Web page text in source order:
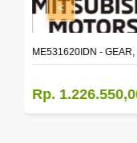
SHAFT 2ND SPEED
ME531620IDN -
Rp.
<